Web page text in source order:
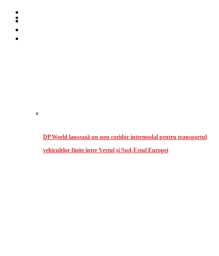
DP World lansează un nou coridor intermodal pentru transportul
vehiculelor finite între Vestul și Sud-Estul Europei